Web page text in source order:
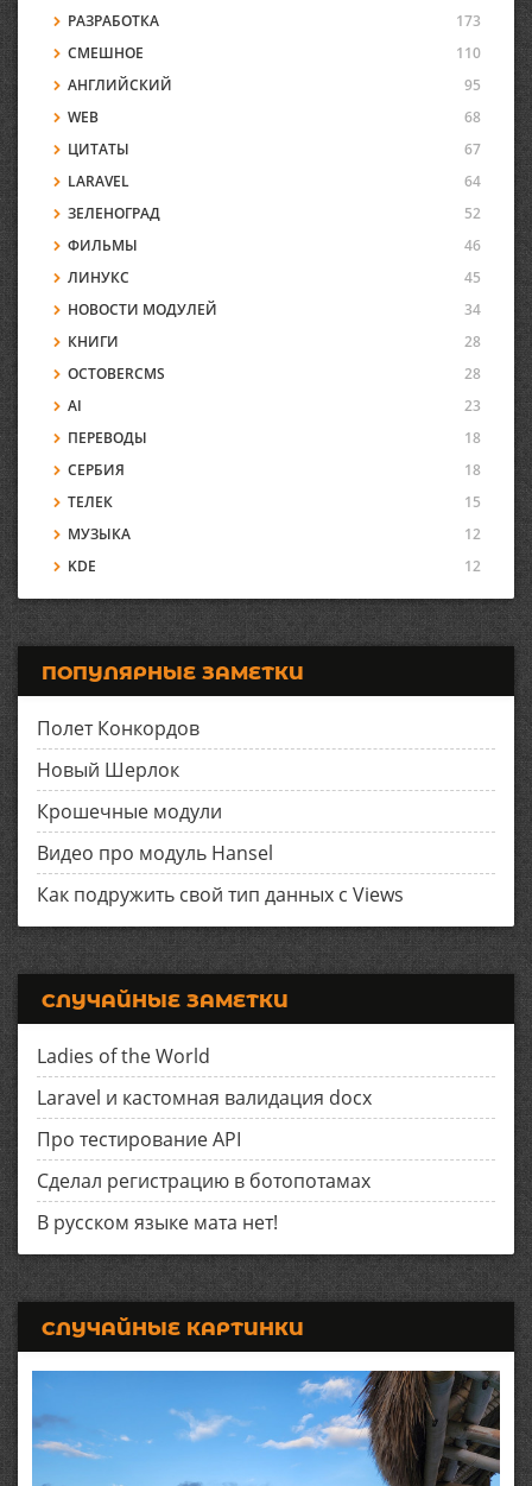
РАЗРАБОТКА
173
СМЕШНОЕ
110
АНГЛИЙСКИЙ
95
WEB
68
ЦИТАТЫ
67
LARAVEL
64
ЗЕЛЕНОГРАД
52
ФИЛЬМЫ
46
ЛИНУКС
45
НОВОСТИ МОДУЛЕЙ
34
КНИГИ
28
OCTOBERCMS
28
AI
23
ПЕРЕВОДЫ
18
СЕРБИЯ
18
ТЕЛЕК
15
МУЗЫКА
12
KDE
12
ПОПУЛЯРНЫЕ ЗАМЕТКИ
Полет Конкордов
Новый Шерлок
Крошечные модули
Видео про модуль Hansel
Как подружить свой тип данных с Views
СЛУЧАЙНЫЕ ЗАМЕТКИ
Ladies of the World
Laravel и кастомная валидация docx
Про тестирование API
Сделал регистрацию в ботопотамах
В русском языке мата нет!
СЛУЧАЙНЫЕ КАРТИНКИ